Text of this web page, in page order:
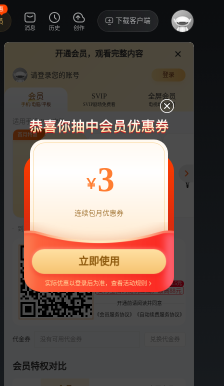
消息 历史 创作
下载客户端
予曦张予曦张予曦张予曦张予曦张予曦张予曦张予
讨论·353
我家那闺女2025
综艺
评论 151.6万分享
免前贴片广告，解锁会员权益
广告特权
立即开通
选集
2025 第二季
第一季
正片
衍生
开通会员，观看完整内容
请登录您的账号 登录
会员
手机/电脑/平板
SVIP
SVIP剧场免费看
全屏会员
电视端也能用
适用手机/Pad/电脑
首月特惠
¥ ¥
到期前自动续费22元/月，可随时取消。
22
支持 扫码支付
支付宝扫码随机立减，最高88元
至少减0.5元
开通前请阅读并同意
《会员服务协议》 《自动续费服务协议》
代金券 没有可用代金券 兑换代金券
会员特权对比
￥3
连续包月优惠券
立即使用
实际优惠以登录后为准，查看活动规则